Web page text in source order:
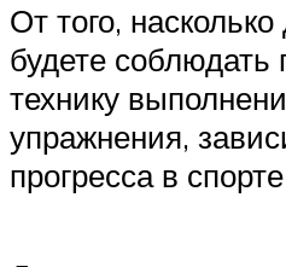
От того,
будете
технику
упражнения,
прогресса в спорте